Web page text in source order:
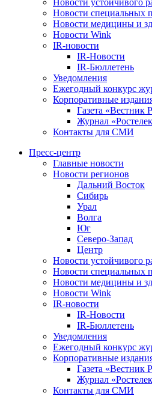
Новости специальных
Новости медицины и
Новости Wink
IR-новости
IR-Новости
IR-Бюллетень
Уведомления
Ежегодный конкурс
Корпоративные
Газета «Вестник
Журнал
Контакты для СМИ
Пресс-центр
Главные новости
Новости регионов
Дальний Восток
Сибирь
Урал
Волга
Юг
Северо-Запад
Центр
Новости устойчивого
Новости специальных
Новости медицины и
Новости Wink
IR-новости
IR-Новости
IR-Бюллетень
Уведомления
Ежегодный конкурс
Корпоративные
Газета «Вестник
Журнал
Контакты для СМИ